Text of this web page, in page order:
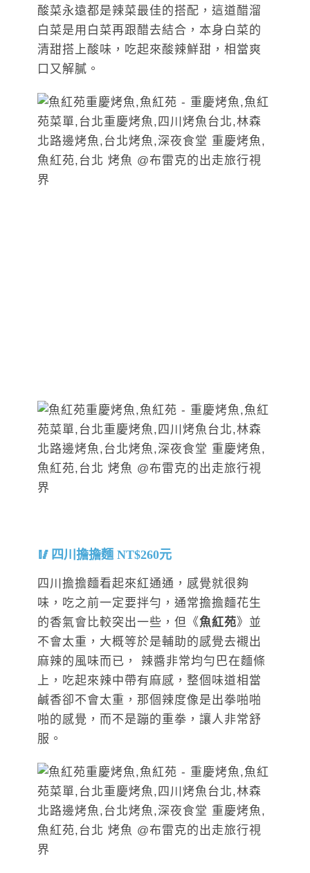
酸菜永遠都是辣菜最佳的搭配，這道醋溜
白菜是用白菜再跟醋去結合，本身白菜的
清甜搭上酸味，吃起來酸辣鮮甜，相當爽
口又解膩。
四川擔擔麵 NT$260元
四川擔擔麵看起來紅通通，感覺就很夠
味，吃之前一定要拌勻，通常擔擔麵花生
的香氣會比較突出一些，但《魚紅苑》並
不會太重，大概等於是輔助的感覺去襯出
麻辣的風味而已， 辣醬非常均勻巴在麵條
上，吃起來辣中帶有麻感，整個味道相當
鹹香卻不會太重，那個辣度像是出拳啪啪
啪的感覺，而不是蹦的重拳，讓人非常舒
服。